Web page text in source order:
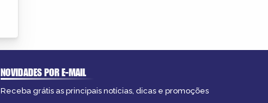
NOVIDADES POR E-MAIL
Receba grátis as principais notícias, dicas e promoções